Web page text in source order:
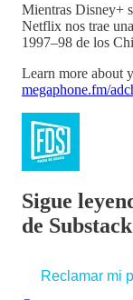
Mientras Disney+
Netflix nos trae
1997–98 de los
Learn more about
megaphone.fm/
Sigue
de Substack
Reclamar mi